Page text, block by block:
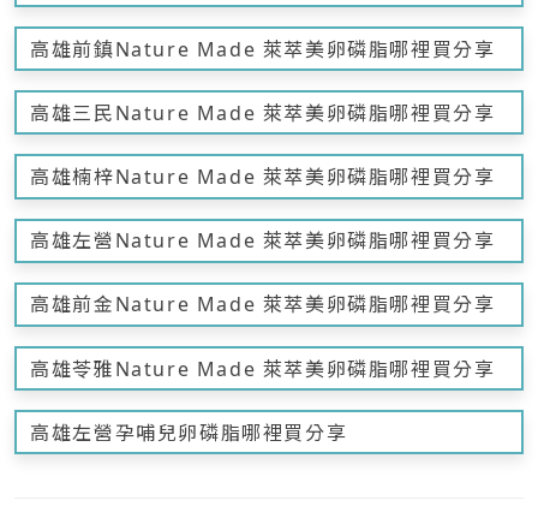
高雄前鎮Nature Made 萊萃美卵磷脂哪裡買分享
高雄三民Nature Made 萊萃美卵磷脂哪裡買分享
高雄楠梓Nature Made 萊萃美卵磷脂哪裡買分享
高雄左營Nature Made 萊萃美卵磷脂哪裡買分享
高雄前金Nature Made 萊萃美卵磷脂哪裡買分享
高雄苓雅Nature Made 萊萃美卵磷脂哪裡買分享
高雄左營孕哺兒卵磷脂哪裡買分享